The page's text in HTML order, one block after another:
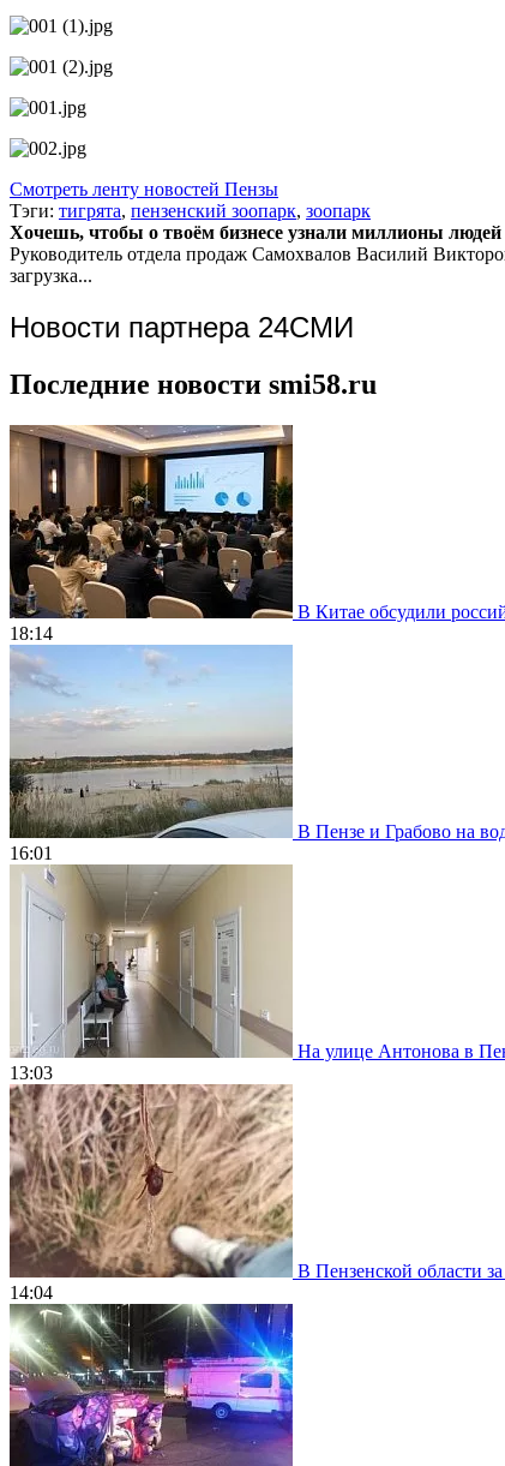
Смотреть ленту новостей Пензы
Тэги: тигрята, пензенский зоопарк, зоопарк
Хочешь, чтобы о твоём бизнесе узнали миллионы людей
Руководитель отдела продаж Самохвалов Василий
загрузка...
Новости партнера 24СМИ
Последние новости smi58.ru
В Китае обсудили
18:14
В Пензе и Грабово на
16:01
На улице Антонова в
13:03
В Пензенской области
14:04